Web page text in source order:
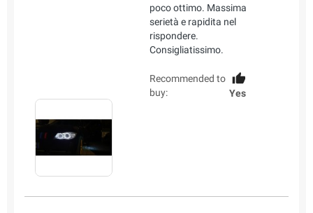
poco ottimo. Massima
serietà e rapidita nel
rispondere.
Consigliatissimo.
Recommended to
buy:
Yes